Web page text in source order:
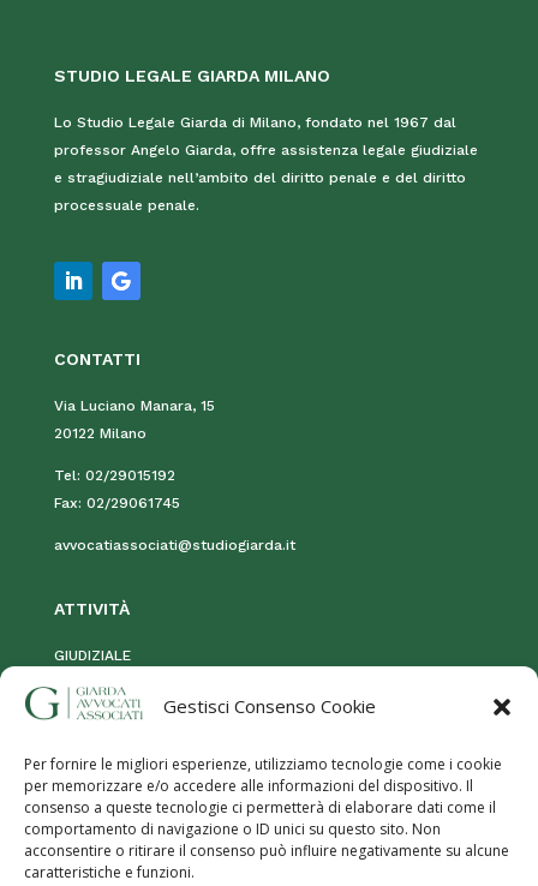
Gestisci Consenso Cookie
Per fornire le migliori esperienze, utilizziamo tecnologie come i cookie
per memorizzare e/o accedere alle informazioni del dispositivo. Il
consenso a queste tecnologie ci permetterà di elaborare dati come il
comportamento di navigazione o ID unici su questo sito. Non
acconsentire o ritirare il consenso può influire negativamente su alcune
caratteristiche e funzioni.
STUDIO LEGALE GIARDA MILANO
Lo Studio Legale Giarda di Milano, fondato nel 1967 dal
professor Angelo Giarda, offre assistenza legale giudiziale
e stragiudiziale nell’ambito del diritto penale e del diritto
processuale penale.
CONTATTI
Via Luciano Manara, 15
20122 Milano
Tel: 02/29015192
Fax: 02/29061745
avvocatiassociati@studiogiarda.it
ATTIVITÀ
GIUDIZIALE
STRAGIUDIZIALE